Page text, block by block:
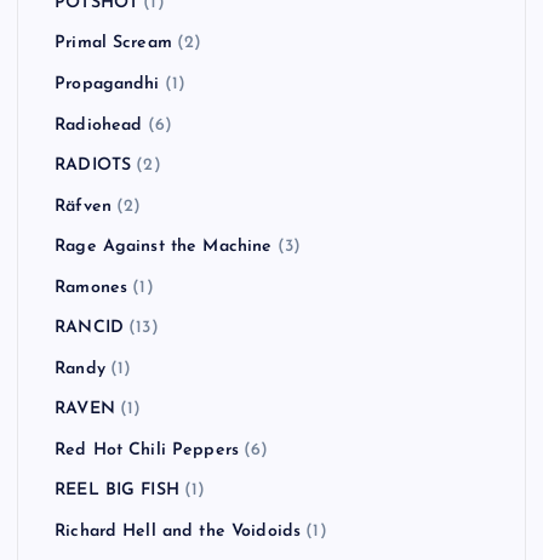
Primal Scream (2)
Propagandhi (1)
Radiohead (6)
RADIOTS (2)
Räfven (2)
Rage Against the Machine (3)
Ramones (1)
RANCID (13)
Randy(1)
RAVEN (1)
Red Hot Chili Peppers (6)
REEL BIG FISH (1)
Richard Hell and the Voidoids (1)